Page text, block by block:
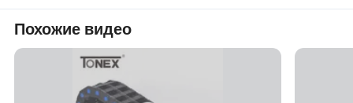
Похожие видео